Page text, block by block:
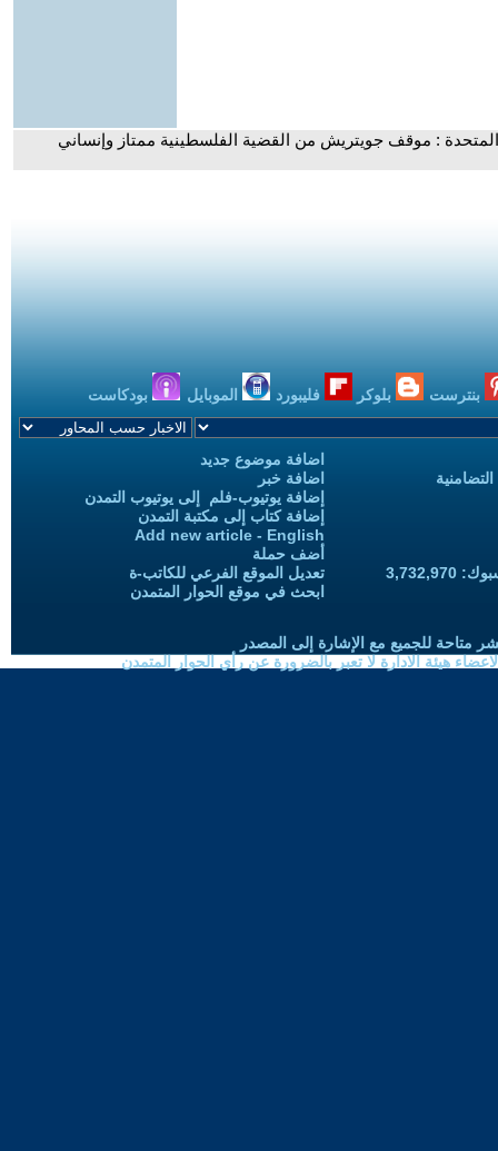
: موقف جويتريش من القضية الفلسطينية ممتاز وإنساني
بنترست بلوكر فليبورد الموبايل بودكاست
اضافة موضوع جديد
اضافة خبر
إضافة يوتيوب-فلم إلى يوتيوب التمدن
إضافة كتاب إلى مكتبة التمدن
Add new article - English
أضف حملة
تعديل الموقع الفرعي للكاتب-ة
ابحث في موقع الحوار المتمدن
متاحة للجميع مع الإشارة إلى المصدر
هيئة الادارة لا تعبر بالضرورة عن رأي الحوار المتمدن